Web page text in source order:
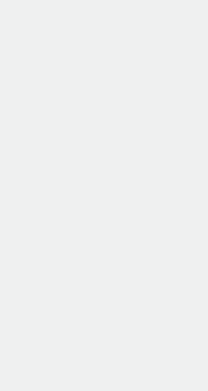
αγαπημένων.